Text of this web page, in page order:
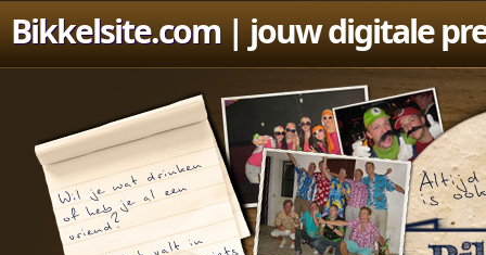
Bikkelsite.com| jouw digitale